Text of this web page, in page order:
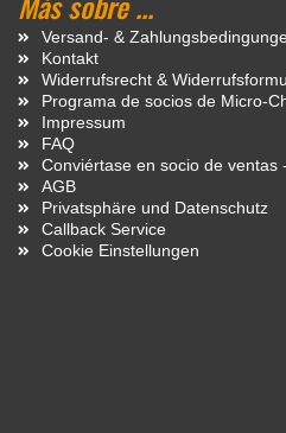
Versand- &
Kontakt
Widerrufsrecht &
Programa de socios de Micro-
Impressum
FAQ
Conviértase en socio de
AGB
Privatsphäre und Datenschutz
Callback Service
Cookie Einstellungen